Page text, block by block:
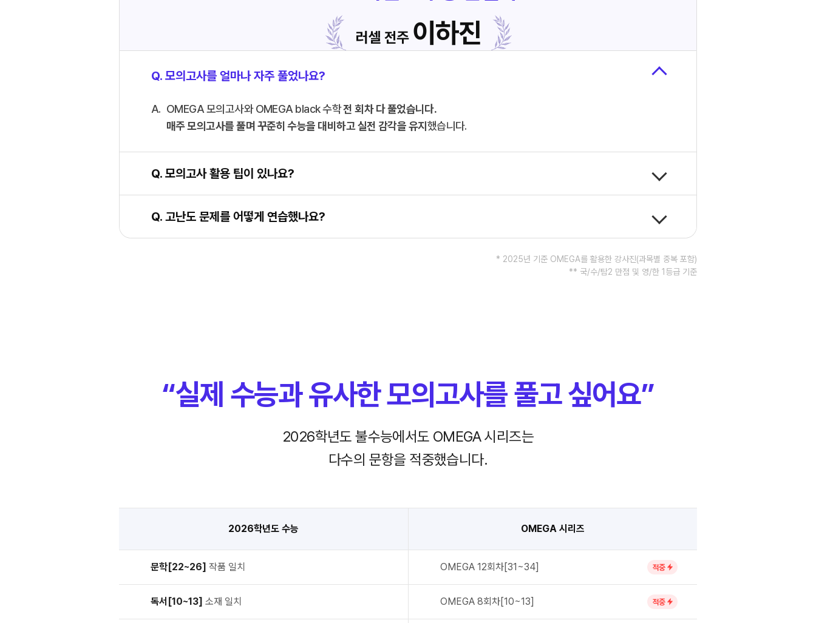
러셀 전주 이하진
Q. 모의고사를 얼마나 자주 풀었나요?
OMEGA 모의고사와 OMEGA black 수학전 회차 다 풀었습니다.
매주 모의고사를 풀며 꾸준히 수능을 대비하고 실전 감각을 유지 했습니다.
Q. 모의고사 활용 팁이 있나요?
Q. 고난도 문제를 어떻게 연습했나요?
* 2025년 기준 OMEGA를 활용한 강사진(과목별 중복 포함)
** 국/수/탐2 만점 및 영/한 1등급 기준
“실제 수능과 유사한모의고사를 풀고 싶어요”
2026학년도 불수능에서도 OMEGA 시리즈는
다수의 문항을 적중했습니다.
2026학년도 수능 OMEGA 시리즈
문학[22~26] 작품 일치 OMEGA 12회차[31~34] 적중
독서[10~13] 소재 일치 OMEGA 8회차[10~13] 적중